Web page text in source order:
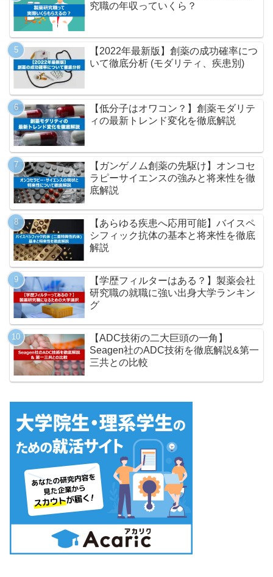
究職の年収っていくら？
【2022年最新版】創薬の成功確率につ
いて徹底分析 (モダリティ、疾患別)
【低分子はオワコン？】創薬モダリテ
ィの最新トレンド変化を徹底解説
【ガンゲノム創薬の先駆け】オンコセ
ラピーサイエンスの強みと将来性を徹
底解説
【あらゆる疾患へ応用可能】バイスペ
シフィック抗体の基本と将来性を徹底
解説
【学歴フィルターはある？】製薬会社
研究職の就職に強い出身大学ランキン
グ
【ADC技術の二大巨頭の一角】
Seagen社のADC技術を徹底解説&第一
三共との比較